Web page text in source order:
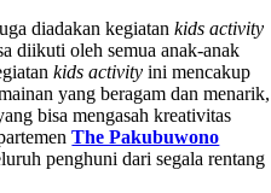
diadakan kegiatankids activity
diikuti oleh semua anak-anak
kids activity ini mencakup
yang beragam dan menarik,
bisa mengasah kreativitas
The Pakubuwono
penghuni dari segala rentang